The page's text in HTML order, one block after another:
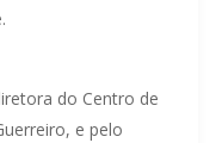
do Centro de
e pelo